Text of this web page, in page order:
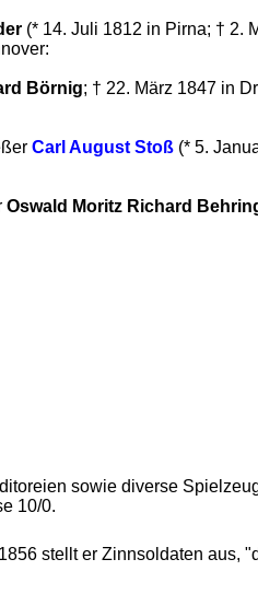
(* 14. Juli 1812 in Pirna; † 2.
Börnig; † 22. März 1847 in
Carl August Stoß (* 5.
Oswald Moritz Richard
sowie diverse
10/0.
stellt er Zinnsoldaten aus,